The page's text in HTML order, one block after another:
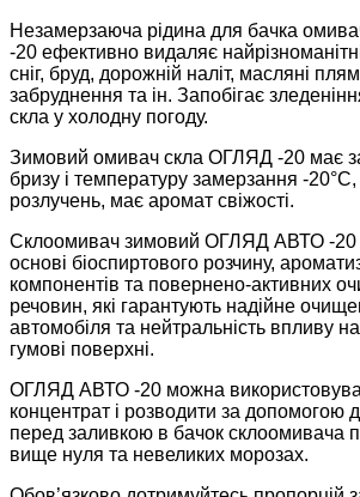
Незамерзаюча рідина для бачка
-20 ефективно видаляє
сніг, бруд, дорожній наліт, масляні
забруднення та ін. Запобігає
скла у холодну погоду.
Зимовий омивач скла ОГЛЯД -20 має
бризу і температуру замерзання -
розлучень, має аромат свіжості.
Склоомивач зимовий ОГЛЯД АВТО -20
основі біоспиртового розчину,
компонентів та повернено-активних
речовин, які гарантують надійне
автомобіля та нейтральність впливу
гумові поверхні.
ОГЛЯД АВТО -20 можна
концентрат і розводити за допомогою
перед заливкою в бачок склоомивача
вище нуля та невеликих морозах.